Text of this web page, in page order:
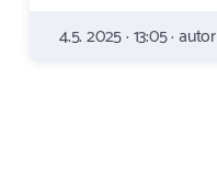
4.5. 2025 · 13:05 · autor